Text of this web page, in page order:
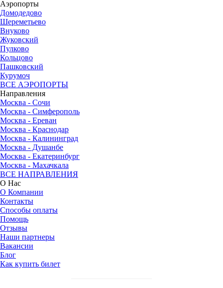
Аэропорты
Домодедово
Шереметьево
Внуково
Жуковский
Пулково
Кольцово
Пашковский
Курумоч
ВСЕ АЭРОПОРТЫ
Направления
Москва - Сочи
Москва - Симферополь
Москва - Ереван
Москва - Краснодар
Москва - Калининград
Москва - Душанбе
Москва - Екатеринбург
Москва - Махачкала
ВСЕ НАПРАВЛЕНИЯ
О Нас
О Компании
Контакты
Способы оплаты
Помощь
Отзывы
Наши партнеры
Вакансии
Блог
Как купить билет